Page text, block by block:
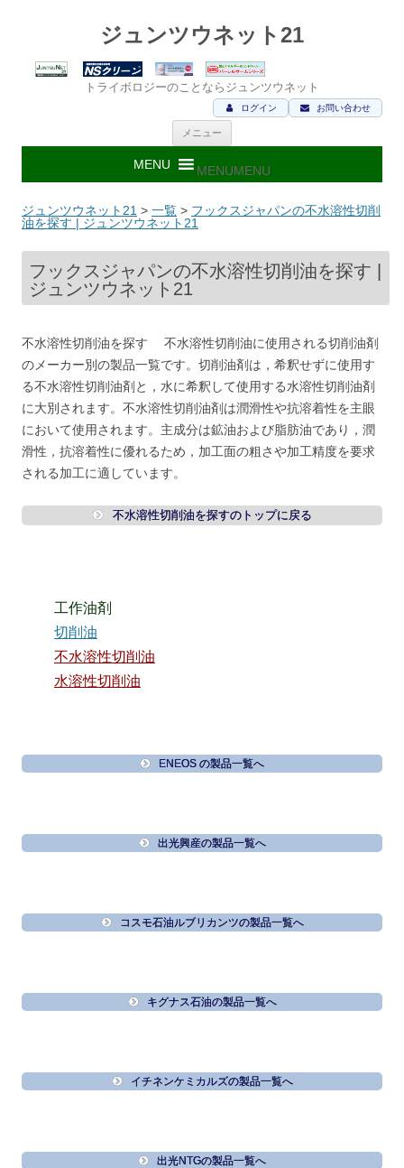
ジュンツウネット21
トライボロジーのことならジュンツウネット
お問い合わせ
ログイン
メニュー
ン
ツ
キ
MENUMENU
ジュンツウネット21 > 一覧 > フックスジャパンの不水溶性切削
油を探す | ジュンツウネット21
フックスジャパンの不水溶性切削油を探す |
ジュンツウネット21
不水溶性切削油を探す 不水溶性切削油に使用される切削油剤
のメーカー別の製品一覧です。切削油剤は，希釈せずに使用す
る不水溶性切削油剤と，水に希釈して使用する水溶性切削油剤
に大別されます。不水溶性切削油剤は潤滑性や抗溶着性を主眼
において使用されます。主成分は鉱油および脂肪油であり，潤
滑性，抗溶着性に優れるため，加工面の粗さや加工精度を要求
される加工に適しています。
不水溶性切削油を探すのトップに戻る
工作油剤
切削油
不水溶性切削油
水溶性切削油
ENEOS の製品一覧へ
出光興産の製品一覧へ
コスモ石油ルブリカンツの製品一覧へ
キグナス石油の製品一覧へ
イチネンケミカルズの製品一覧へ
出光NTGの製品一覧へ